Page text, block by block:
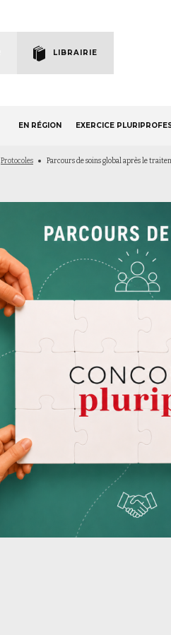
LIBRAIRIE
EN RÉGION EXERCICE
Protocoles Parcours de soins global après le